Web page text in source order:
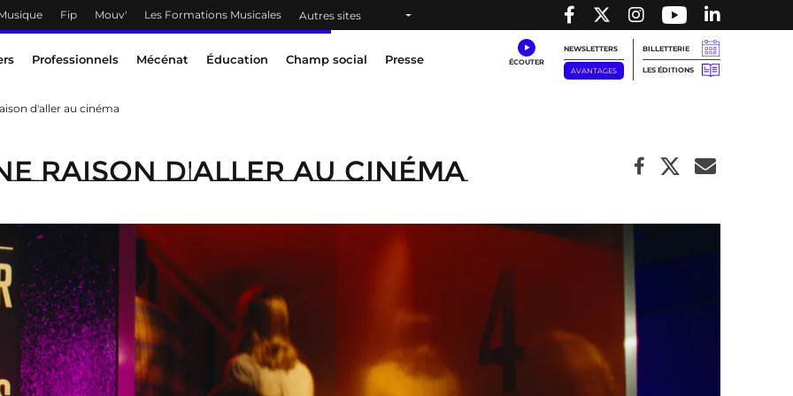
Fip Mouv' Les Formations Musicales Autres sites
Professionnels Mécénat Éducation Champ social Presse
NEWSLETTERS
AVANTAGES
BILLETTERIE
LES ÉDITIONS
d'aller au cinéma
raison d'aller au cinéma